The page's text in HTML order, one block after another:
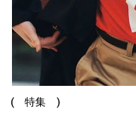
( 特集 )